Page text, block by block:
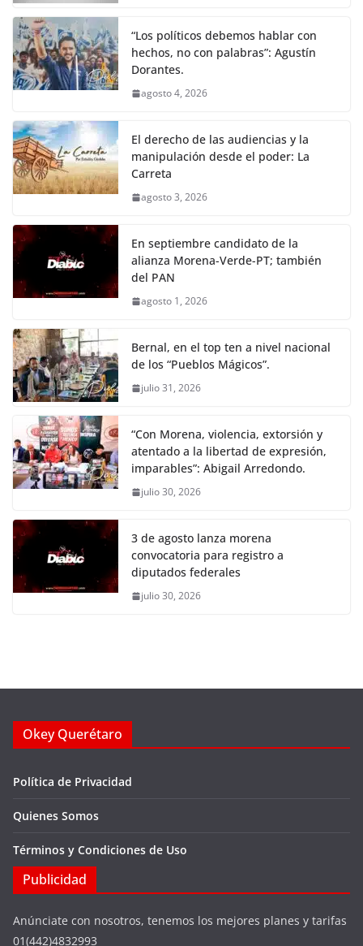
o
k
p k
“Los políticos debemos hablar con
hechos, no con palabras”: Agustín
Dorantes.
agosto 4, 2026
El derecho de las audiencias y la
manipulación desde el poder: La
Carreta
agosto 3, 2026
En septiembre candidato de la
alianza Morena-Verde-PT; también
del PAN
agosto 1, 2026
Bernal, en el top ten a nivel nacional
de los “Pueblos Mágicos”.
julio 31, 2026
“Con Morena, violencia, extorsión y
atentado a la libertad de expresión,
imparables”: Abigail Arredondo.
julio 30, 2026
3 de agosto lanza morena
convocatoria para registro a
diputados federales
julio 30, 2026
Okey Querétaro
Política de Privacidad
Quienes Somos
Términos y Condiciones de Uso
Publicidad
Anúnciate con nosotros, tenemos los mejores planes y tarifas
01(442)4832993